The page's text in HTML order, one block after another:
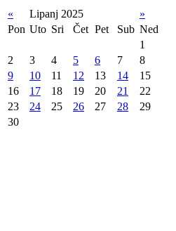
« Lipanj 2025
»
Pon Uto Sri Čet Pet Sub Ned
1
2
3 4 5 6 7
8
9
10 11 12 13 14
15
16
17 18 19 20 21
22
23
24 25 26 27 28
29
30